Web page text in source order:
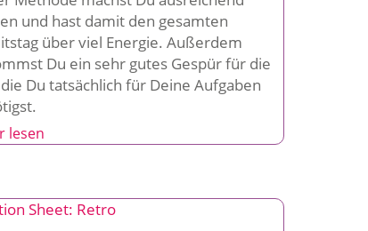
und hast damit den gesamten
über viel Energie. Außerdem
Du ein sehr gutes Gespür für die
Du tatsächlich für Deine Aufgaben
lesen